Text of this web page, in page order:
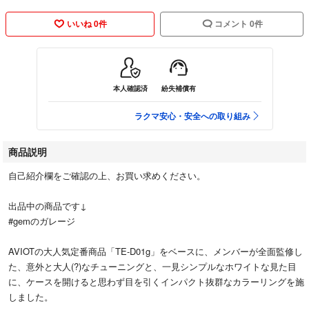
いいね 0件 コメント 0件
本人確認済 紛失補償有
ラクマ安心・安全への取り組み
商品説明
自己紹介欄をご確認の上、お買い求めください。
出品中の商品です↓
#gemのガレージ
AVIOTの大人気定番商品「TE-D01g」をベースに、メンバーが全面監修し
た、意外と大人(?)なチューニングと、一見シンプルなホワイトな見た目
に、ケースを開けると思わず目を引くインパクト抜群なカラーリングを施
しました。